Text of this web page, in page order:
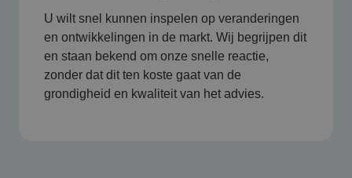
U wilt snel kunnen inspelen op veranderingen
en ontwikkelingen in de markt. Wij begrijpen dit
en staan bekend om onze snelle reactie,
zonder dat dit ten koste gaat van de
grondigheid en kwaliteit van het advies.